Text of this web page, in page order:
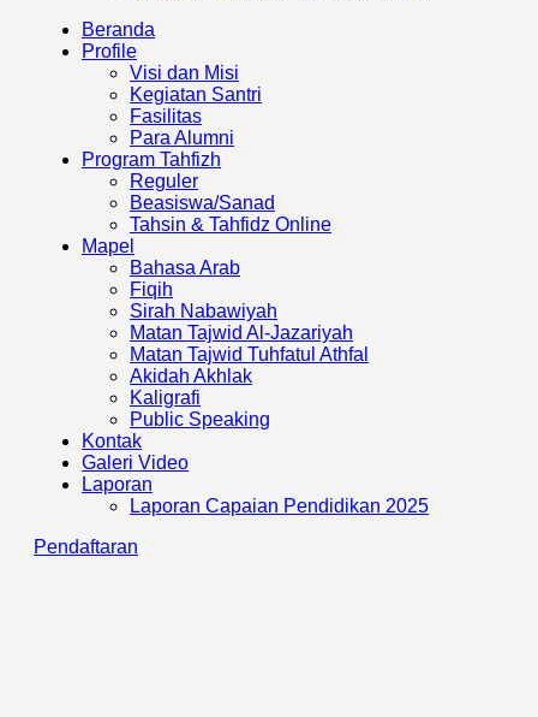
Beranda
Profile
Visi dan Misi
Kegiatan Santri
Fasilitas
Para Alumni
Program Tahfizh
Reguler
Beasiswa/Sanad
Tahsin & Tahfidz Online
Mapel
Bahasa Arab
Fiqih
Sirah Nabawiyah
Matan Tajwid Al-Jazariyah
Matan Tajwid Tuhfatul Athfal
Akidah Akhlak
Kaligrafi
Public Speaking
Kontak
Galeri Video
Laporan
Laporan Capaian Pendidikan 2025​
Pendaftaran